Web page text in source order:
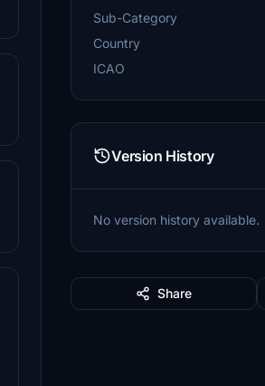
Sub-Category
Country
ICAO
Version History
No version history available.
Share